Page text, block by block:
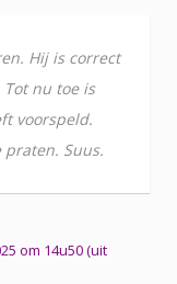
Hij is correct
nu toe is
voorspeld.
Suus.
om 14u50 (uit